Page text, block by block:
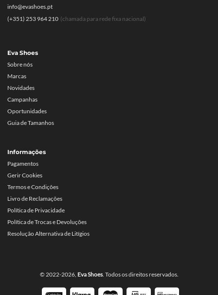
Eva Shoes
Sobre nós
Marcas
Novidades
Campanhas
Oportunidades
Guia de Tamanhos
Informações
Pagamentos
Gerir Cookies
Termos e Condições
Livro de Reclamações
Política de Privacidade
Política de Trocas e Devoluções
Resolução Alternativa de Litígios
info@evashoes.pt
(+351) 253 964 210 (chamada para rede fixa nacional)
© 2022-2026, Eva Shoes. Todos os direitos reservados.